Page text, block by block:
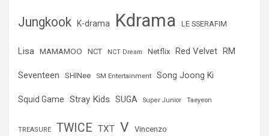
Jungkook K-drama Kdrama LE SSERAFIM
Lisa MAMAMOO NCT NCT Dream Netflix Red Velvet RM
Seventeen SHINee SM Entertainment Song Joong Ki
Squid Game Stray Kids SUGA Super Junior Taeyeon
TREASURE TWICE TXT V Vincenzo